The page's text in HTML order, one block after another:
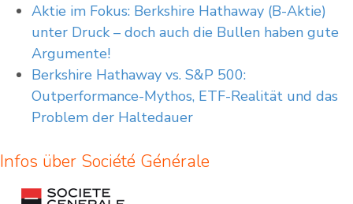
Aktie im Fokus: Berkshire Hathaway (B-Aktie)
unter Druck – doch auch die Bullen haben gute
Argumente!
Berkshire Hathaway vs. S&P 500:
Outperformance-Mythos, ETF-Realität und das
Problem der Haltedauer
Infos über Société Générale